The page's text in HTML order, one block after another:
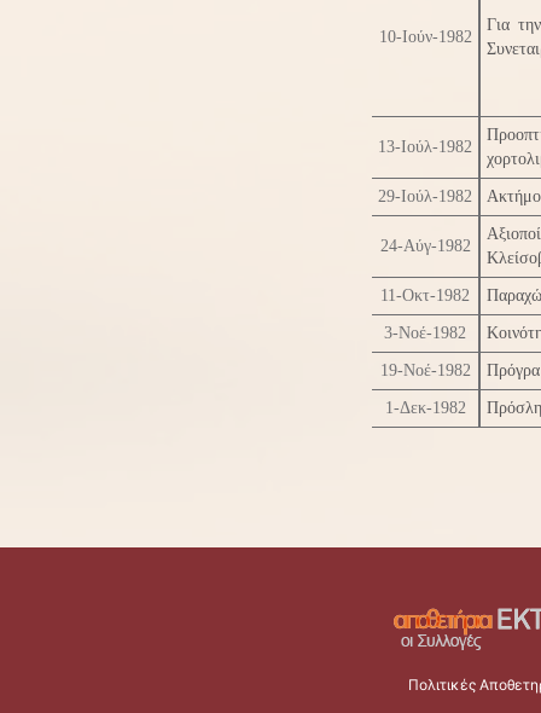
10-Ιούν-1982
Για
13-Ιούλ-1982
29-Ιούλ-1982
24-Αύγ-1982
11-Οκτ-1982
3-Νοέ-1982
19-Νοέ-1982
1-Δεκ-1982